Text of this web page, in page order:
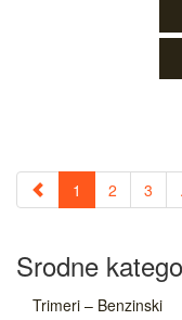
1 2 3
Srodne
Trimeri – Benzinski